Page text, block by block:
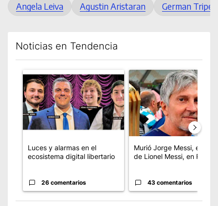
Angela Leiva Agustin Aristaran German Tripel
Noticias en Tendencia
Un artículo de tendencia con el título "Luces y alarmas en
Luces y alarmas en el
ecosistema digital libertario
26 comentarios
Un artículo de tendencia
Murió Jorge Messi, el
de Lionel Messi, en
43 comentarios